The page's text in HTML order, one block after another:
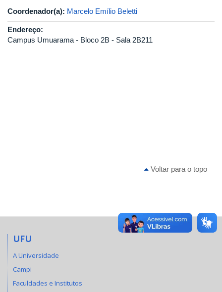
Coordenador(a): Marcelo Emílio Beletti
Endereço:
Campus Umuarama - Bloco 2B - Sala 2B211
Voltar para o topo
UFU
A Universidade
Campi
Faculdades e Institutos